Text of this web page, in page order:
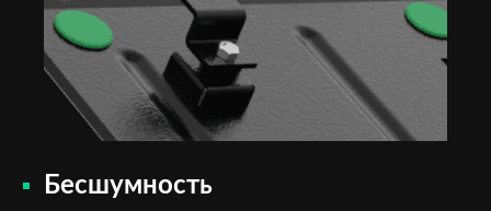
Бесшумность